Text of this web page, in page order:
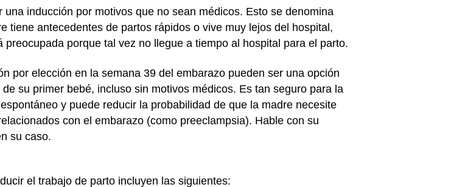
inducción por motivos que no sean médicos. Esto se denomina
tiene antecedentes de partos rápidos o vive muy lejos del hospital,
porque tal vez no llegue a tiempo al hospital para el parto.
por elección en la semana 39 del embarazo pueden ser una opción
su primer bebé, incluso sin motivos médicos. Es tan seguro para la
y puede reducir la probabilidad de que la madre necesite
con el embarazo (como preeclampsia). Hable con su
su caso.
el trabajo de parto incluyen las siguientes: